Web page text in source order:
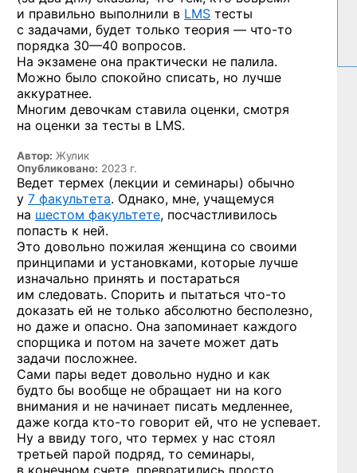
и правильно выполнили в LMS тесты
с задачами, будет только теория — что-то
порядка 30—40 вопросов.
На экзамене она практически не палила.
Можно было спокойно списать, но лучше
аккуратнее.
Многим девочкам ставила оценки, смотря
на оценки за тесты в LMS.
Автор: Жулик
Опубликовано: 2023 г.
Ведет термех (лекции и семинары) обычно
у 7 факультета. Однако, мне, учащемуся
на шестом факультете, посчастливилось
попасть к ней.
Это довольно пожилая женщина со своими
принципами и установками, которые лучше
изначально принять и постараться
им следовать. Спорить и пытаться что-то
доказать ей не только абсолютно бесполезно,
но даже и опасно. Она запоминает каждого
спорщика и потом на зачете может дать
задачи посложнее.
Сами пары ведет довольно нудно и как
будто бы вообще не обращает ни на кого
внимания и не начинает писать медленнее,
даже когда кто-то говорит ей, что не успевает.
Ну а ввиду того, что термех у нас стоял
третьей парой подряд, то семинары,
в конечном счете, превратились просто